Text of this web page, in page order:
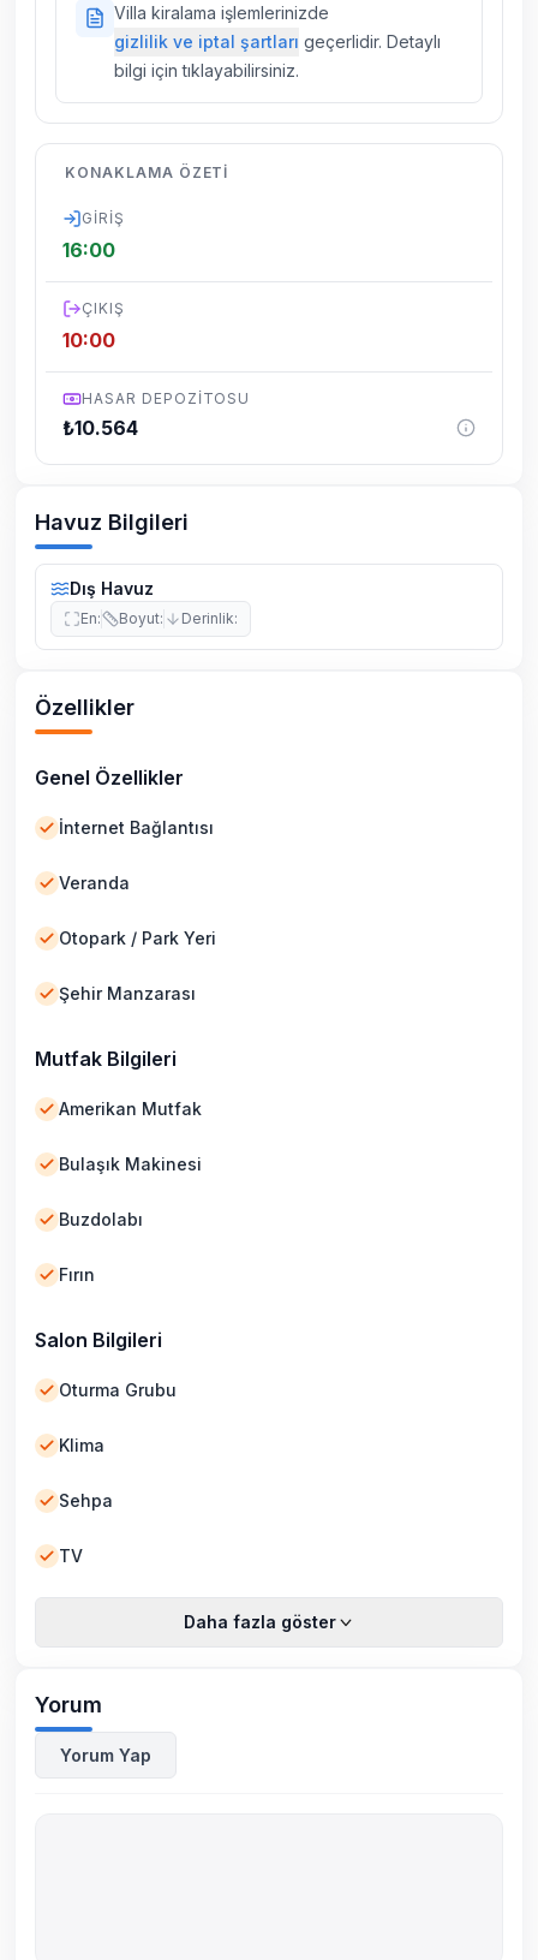
villalarımızda düzenli olarak ilaçlama
yapılmaktadır. Buna rağmen çevrede
kelebek, böcek, sinek vs. bulunma ihtimali
dönemsel olarak altyapı çalışmaları
yapılabilmektedir. Bu çalışma nedeniyle yol
Villa kiralama işlemlerinizde
gizlilik ve iptal şartları geçerlidir. Detaylı
bilgi için tıklayabilirsiniz.
KONAKLAMA ÖZETI
GIRIŞ
16:00
ÇIKIŞ
10:00
HASAR DEPOZITOSU
₺10.564
Havuz Bilgileri
Dış Havuz
En: Boyut: Derinlik:
Özellikler
Genel Özellikler
İnternet Bağlantısı
Veranda
Otopark / Park Yeri
Şehir Manzarası
Mutfak Bilgileri
Amerikan Mutfak
Bulaşık Makinesi
Buzdolabı
Fırın
Salon Bilgileri
Oturma Grubu
Klima
Sehpa
TV
Daha fazla göster
Yorum
Yorum Yap